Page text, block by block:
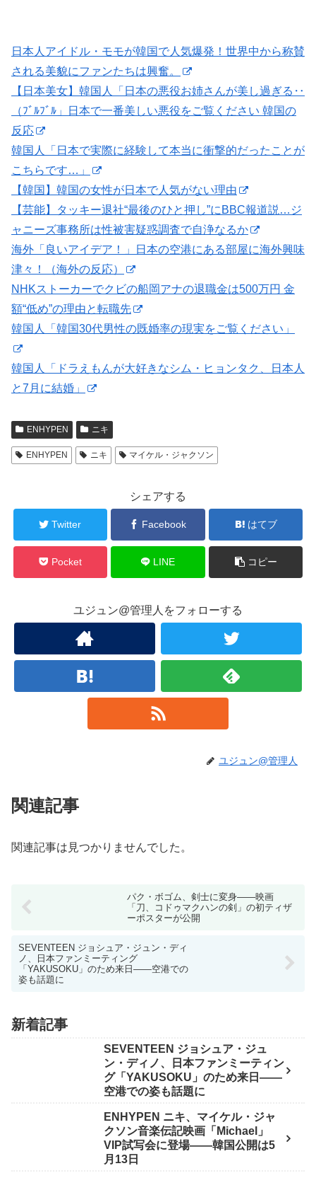
日本人アイドル・モモが韓国で人気爆発！世界中から称賛
される美貌にファンたちは興奮。
【日本美女】韓国人「日本の悪役お姉さんが美し過ぎる‥
（ﾌﾞﾙﾌﾞﾙ」日本で一番美しい悪役をご覧ください 韓国の
反応
韓国人「日本で実際に経験して本当に衝撃的だったことが
こちらです…」
【韓国】韓国の女性が日本で人気がない理由
【芸能】タッキー退社“最後のひと押し”にBBC報道説…ジ
ャニーズ事務所は性被害疑惑調査で自浄なるか
海外「良いアイデア！」日本の空港にある部屋に海外興味
津々！（海外の反応）
NHKストーカーでクビの船岡アナの退職金は500万円 金
額“低め”の理由と転職先
韓国人「韓国30代男性の既婚率の現実をご覧ください」
韓国人「ドラえもんが大好きなシム・ヒョンタク、日本人
と7月に結婚」
ENHYPEN ニキ
ENHYPEN ニキ マイケル・ジャクソン
シェアする
Twitter Facebook はてブ
Pocket LINE コピー
ユジュン@管理人をフォローする
ユジュン@管理人
関連記事
関連記事は見つかりませんでした。
パク・ボゴム、剣士に変身——映画
「刀、コドゥマクハンの剣」の初ティザ
ーポスターが公開
SEVENTEEN ジョシュア・ジュン・ディ
ノ、日本ファンミーティング
「YAKUSOKU」のため来日——空港での
姿も話題に
新着記事
SEVENTEEN ジョシュア・ジュ
ン・ディノ、日本ファンミーティン
グ「YAKUSOKU」のため来日——
空港での姿も話題に
ENHYPEN ニキ、マイケル・ジャ
クソン音楽伝記映画「Michael」
VIP試写会に登場——韓国公開は5
月13日